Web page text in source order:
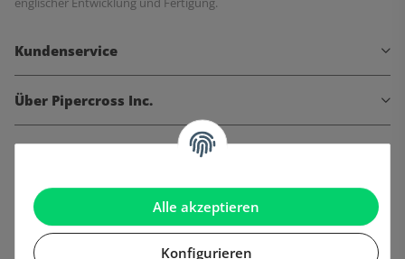
Alle akzeptieren
Konfigurieren
Kundenservice
Über Pipercross Inc.
Informationen
Gesetzliche Informationen